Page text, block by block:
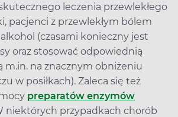
leczenia przewlekłego
pacjenci z przewlekłym bólem
(czasami konieczny jest
oraz stosować odpowiednią
m.in. na znacznym obniżeniu
w posiłkach). Zaleca się też
preparatów enzymów
niektórych przypadkach chorób